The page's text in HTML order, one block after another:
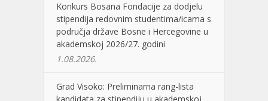
Konkurs Bosana Fondacije za dodjelu
stipendija redovnim studentima/icama s
područja države Bosne i Hercegovine u
akademskoj 2026/27. godini
1.08.2026.
Grad Visoko: Preliminarna rang-lista